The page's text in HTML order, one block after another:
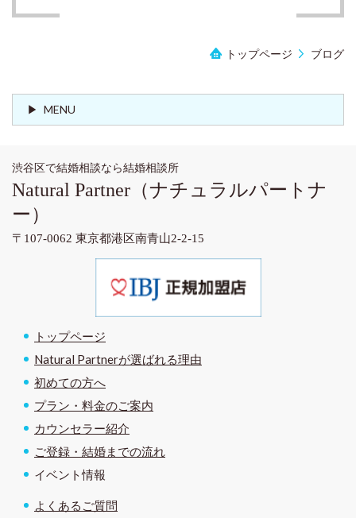
トップページ ブログ
MENU
渋谷区で結婚相談なら結婚相談所
Natural Partner （ナチュラルパートナ
ー）
〒107-0062 東京都港区南青山2-2-15
トップページ
Natural Partnerが選ばれる理由
初めての方へ
プラン・料金のご案内
カウンセラー紹介
ご登録・結婚までの流れ
イベント情報
よくあるご質問